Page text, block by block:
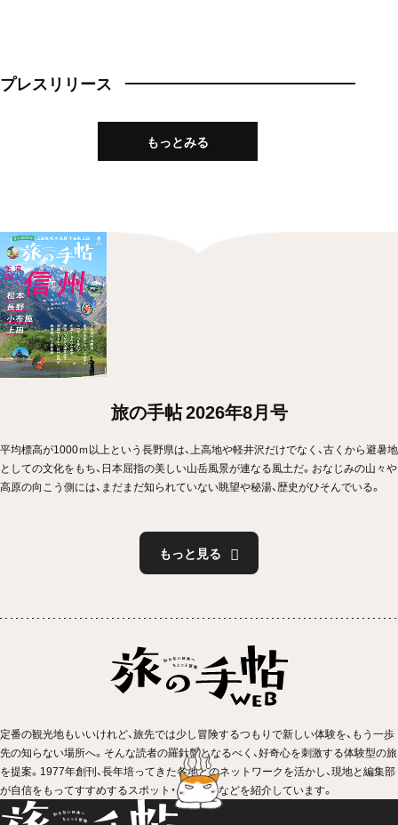
プレスリリース
もっとみる
旅の手帖 2026年8月号
平均標高が1000ｍ以上という長野県は、上高地や軽井沢だけでなく、古くから避暑地
としての文化をもち、日本屈指の美しい山岳風景が連なる風土だ。おなじみの山々や
高原の向こう側には、まだまだ知られていない眺望や秘湯、歴史がひそんでいる。
もっと見る
定番の観光地もいいけれど、旅先では少し冒険するつもりで新しい体験を、もう一歩
先の知らない場所へ。そんな読者の羅針盤となるべく、好奇心を刺激する体験型の旅
を提案。1977年創刊、長年培ってきた各地とのネットワークを活かし、現地と編集部
が自信をもってすすめするスポット・イベントなどを紹介しています。